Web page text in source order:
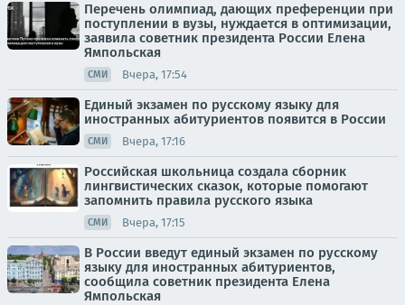
Перечень олимпиад, дающих преференции при
поступлении в вузы, нуждается в оптимизации,
заявила советник президента России Елена
Ямпольская
СМИ Вчера, 17:54
Единый экзамен по русскому языку для
иностранных абитуриентов появится в России
СМИ Вчера, 17:16
Российская школьница создала сборник
лингвистических сказок, которые помогают
запомнить правила русского языка
СМИ Вчера, 17:15
В России введут единый экзамен по русскому
языку для иностранных абитуриентов,
сообщила советник президента Елена
Ямпольская